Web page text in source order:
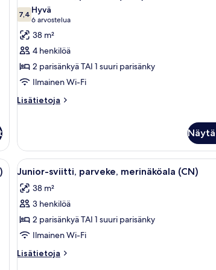
huonetyypin
Junior-
sviitti,
parveke
(GEN)
kuvat
7,47,4 kautta 10
Hyvä
6 arvostelua
(6
arvostelua)
38 m²
4 henkilöä
2 parisänkyä TAI 1 suuri parisänky
Ilmainen Wi-Fi
Lisätietoja
Lisätietoja
parveke
(GEN)
kattotuuletin, televisio ja piano.
Avaa
kaikki
huonetyypin
Junior-
sviitti,
parveke,
merinäköala
(CN)
Hotellihuone, jossa
5
Junior-sviitti, parveke, merinäköala (CN)
38 m²
3 henkilöä
2 parisänkyä TAI 1 suuri parisänky
Ilmainen Wi-Fi
Lisätietoja
Lisätietoja